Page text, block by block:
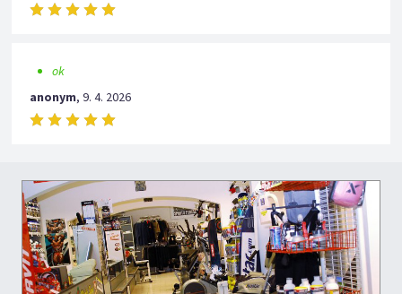
ok
anonym,9. 4. 2026